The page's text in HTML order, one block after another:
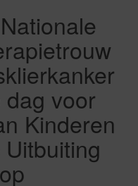
i
voor
Kinderen